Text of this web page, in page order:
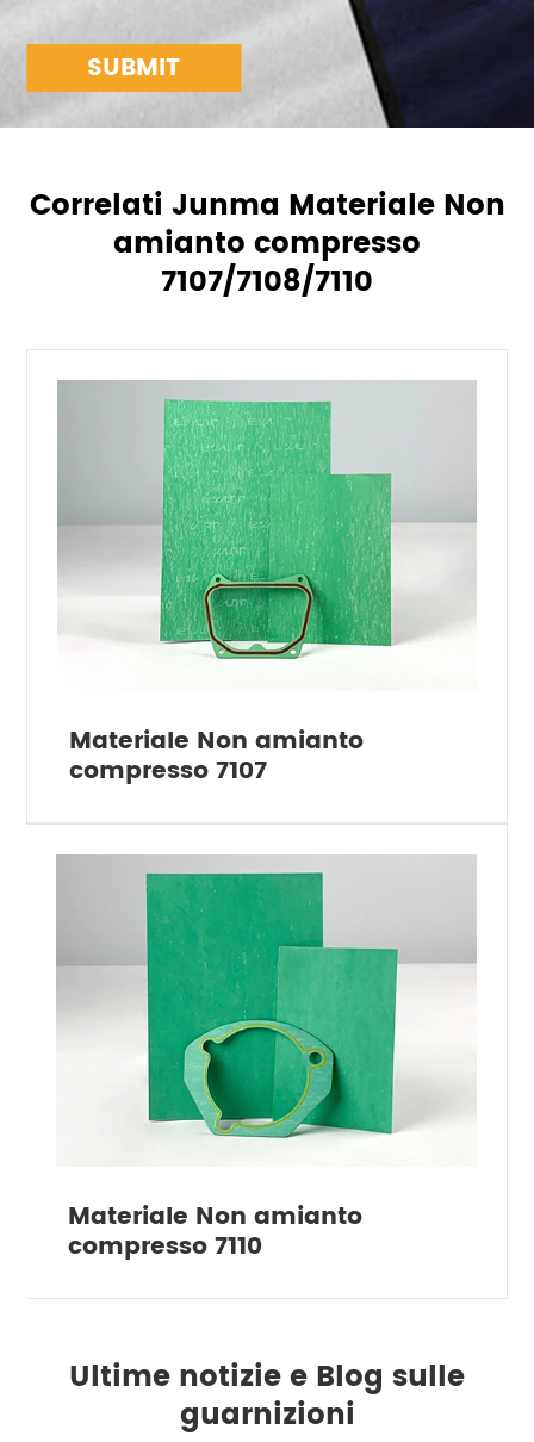
SUBMIT
Correlati Junma Materiale Non
amianto compresso
7107/7108/7110
Materiale Non amianto
compresso 7107
Materiale Non amianto
compresso 7110
Ultime notizie e Blog sulle
guarnizioni